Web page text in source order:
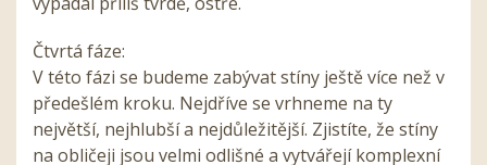
Čtvrtá fáze:
V této fázi se budeme zabývat stíny ještě více než v
předešlém kroku. Nejdříve se vrhneme na ty
největší, nejhlubší a nejdůležitější. Zjistíte, že stíny
na obličeji jsou velmi odlišné a vytvářejí komplexní